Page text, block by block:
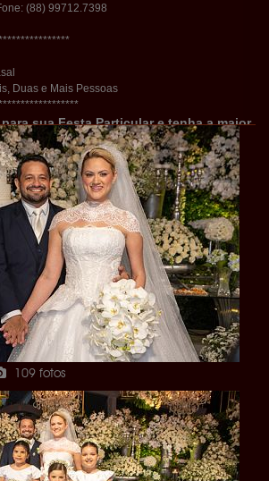
(88) 99712.7398
Duas e Mais Pessoas
sua Festa Particular e tenha a maior
estado!
festahits
festahits#
sitefestahits
109 fotos